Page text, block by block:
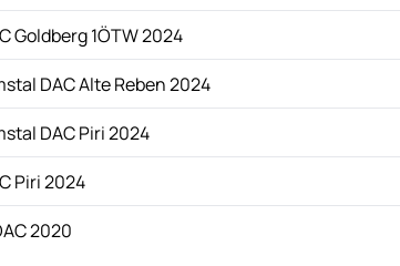
Goldberg 1ÖTW 2024
DAC Alte Reben 2024
DAC Piri 2024
Piri 2024
2020